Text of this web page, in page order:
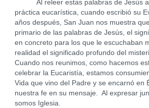
Al releer estas palabras de Jesús a
práctica eucarística, cuando escribió su
años después, San Juan nos muestra
primario de las palabras de Jesús, el
en concreto para los que le escuchaban
realidad el significado profundo del
Cuando nos reunimos, como hacemos
celebrar la Eucaristía, estamos
Vida que vino del Padre y se encarnó en
nuestra fe en su mensaje. Al expresar
somos Iglesia.